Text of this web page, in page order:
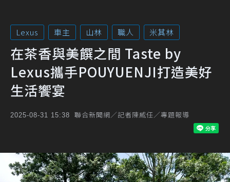
Lexus 車主 山林 職人 米其林
在茶香與美饌之間 Taste by
Lexus攜手POUYUENJI打造美好
生活饗宴
2025-08-31 15:38 聯合新聞網／記者陳威任／專題報導